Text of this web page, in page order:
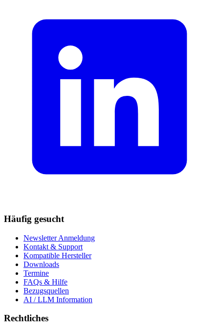
Häufig gesucht
Newsletter Anmeldung
Kontakt & Support
Kompatible Hersteller
Downloads
Termine
FAQs & Hilfe
Bezugsquellen
AI / LLM Information
Rechtliches